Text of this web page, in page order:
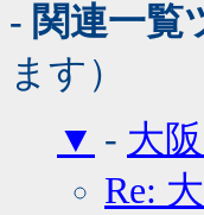
- 関連一覧
ます）
▼ - 大
Re: